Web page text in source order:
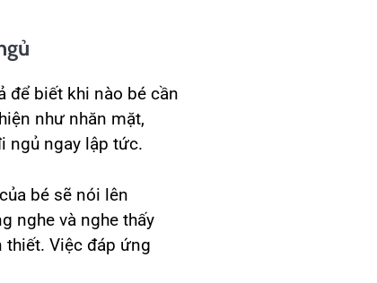
để biết khi nào bé cần
như nhăn mặt,
ngủ ngay lập tức.
bé sẽ nói lên
nghe và nghe thấy
thiết. Việc đáp ứng